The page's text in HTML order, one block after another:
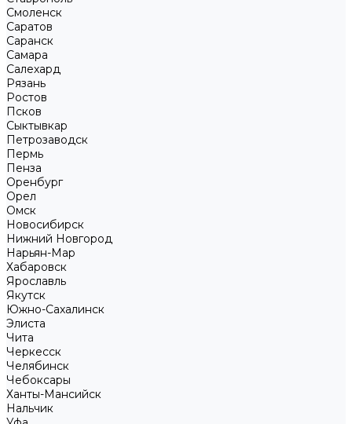
Смоленск
Саратов
Саранск
Самара
Салехард
Рязань
Ростов
Псков
Сыктывкар
Петрозаводск
Пермь
Пенза
Оренбург
Орел
Омск
Новосибирск
Нижний Новгород
Нарьян-Мар
Хабаровск
Ярославль
Якутск
Южно-Сахалинск
Элиста
Чита
Черкесск
Челябинск
Чебоксары
Ханты-Мансийск
Нальчик